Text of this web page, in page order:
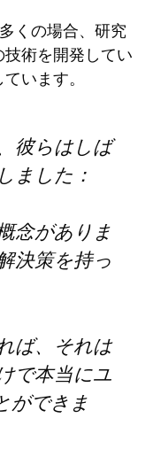
くの場合、研究
術を開発してい
います。
彼らはしば
ました：
念がありま
決策を持っ
ば、それは
で本当にユ
ができま